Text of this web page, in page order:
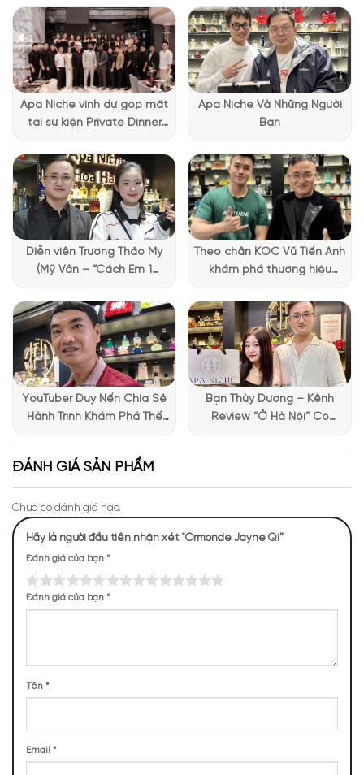
thương hiệu.
Mùi hương củaJayne Qi – mỹ nữ vạn người mê
THỰC TẾ
212 (22,22%)
42 (4,40%)
Apa Niche vinh dự góp mặt
tại sự kiện Private Dinner
Vietnam
Apa Niche Và Những Người
Bạn
Diễn viên Trương Thảo My
(Mỹ Vân – “Cách Em 1
chia sẻ trải nghiệm chọn
nước hoa đầy thú vị
Theo chân KOC Vũ Tiến Anh
khám phá thương hiệu
YouTuber Duy Nến Chia Sẻ
Hành Trình Khám Phá Thế
Bạn Thùy Dương – Kênh
Review “Ở Hà Nội” Có
ĐÁNH GIÁ SẢN PHẨM
Chưa có đánh giá nào.
Hãy là người đầu tiên nhận xét “Ormonde Jayne Qi”
Đánh giá của bạn *
Đánh giá của bạn *
Tên *
Email *